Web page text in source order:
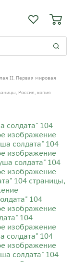
II. Первая мировая
Россия, копия